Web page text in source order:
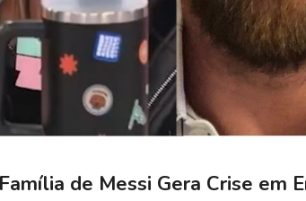
de Messi Gera Crise em